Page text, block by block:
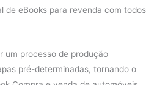
de eBooks para revenda com todos
um processo de produção
pré-determinadas, tornando o